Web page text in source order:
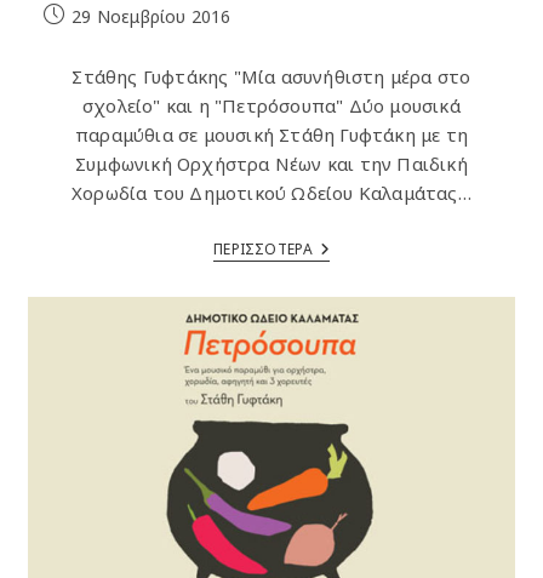
Post29 Νοεμβρίου 2016
Στάθης Γυφτάκης "Μία ασυνήθιστη μέρα στο
σχολείο" και η "Πετρόσουπα" Δύο μουσικά
παραμύθια σε μουσική Στάθη Γυφτάκη με τη
Συμφωνική Ορχήστρα Νέων και την Παιδική
Χορωδία του Δημοτικού Ωδείου Καλαμάτας…
ΠΕΡΙΣΣΟΤΕΡΑ1ο
CD
Ορχήστρας
Και
Χορωδίας
Καλαμάτας